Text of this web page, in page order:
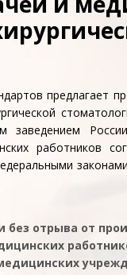
предлагает
заведением
работников
отрыва от